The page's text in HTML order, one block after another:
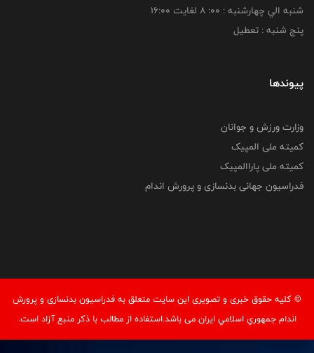
شنبه الي چهارشنبه : 00: 8 لغايت 16:00
پنج شنبه : تعطیل
پیوندها
وزارت ورزش و جوانان
کمیته ملی المپیک
کمیته ملی پاراالمپیک
فدراسیون جهانی بدنسازی و پرورش اندام
© کليه حقوق خبری و تصويری اين سايت متعلق به فدراسيون بدنسازی و پرورش
اندام جمهوري اسلامي ايران می باشد.استفاده از مطالب با ذكر منبع آزاد است.